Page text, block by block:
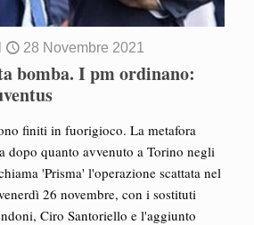
28 Novembre 2021
bomba. I pm ordinano:
finiti in fuorigioco. La metafora
dopo quanto avvenuto a Torino negli
'Prisma' l'operazione scattata nel
26 novembre, con i sostituti
Ciro Santoriello e l'aggiunto